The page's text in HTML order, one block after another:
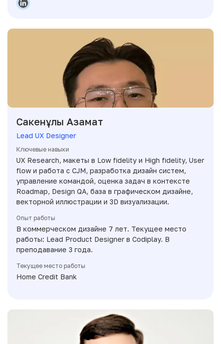
Сакенұлы Азамат
Lead UX Designer
Ключевые навыки
UX Research, макеты в Low fidelity и High fidelity, User
flow и работа с CJM, разработка дизайн систем,
управление командой, оценка задач в контексте
Roadmap, Design QA, база в графическом дизайне,
векторной иллюстрации и 3D визуализации.
Опыт работы
В коммерческом дизайне 7 лет. Текущее место
работы: Lead Product Designer в Codiplay. В
преподавание 3 года.
Текущее место работы
Home Credit Bank